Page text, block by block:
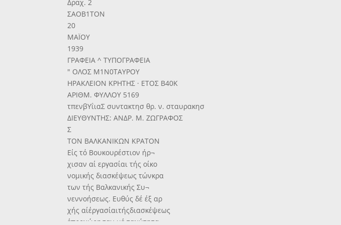
Δραχ. 2
ΣΑΟΒ1ΤΟΝ
20
ΜΑΪΟΥ
1939
ΓΡΑΦΕΙΑ ^ ΤΥΠΟΓΡΑΦΕΙΑ
" ΟΛΟΣ Μ1Ν0ΤΑΥΡΟΥ
ΗΡΑΚΛΕΙΟΝ ΚΡΗΤΗΣ · ΕΤΟΣ Β40Κ
ΑΡΙΘΜ. ΦΥΛΛΟΥ 5169
τπενβΥΐιαΣ συντακτησ θρ. ν. σταυρακησ
ΔΙΕΥΘΥΝΤΗΣ: ΑΝΔΡ. Μ. ΖΩΓΡΑΦΟΣ
Σ
ΤΟΝ ΒΑΛΚΑΝΙΚΩΝ ΚΡΑΤΟΝ
Είς τό Βουκουρέστιον ήρ¬
χισαν αί εργασίαι τής οίκο
νομικής διασκέψεως τώνκρα
των τής Βαλκανικής Συ¬
νεννοήσεως. Ευθύς δέ έξ αρ
χής αίέργασίαιτήςδιασκέψεως
έπροχώρησαν μέ ταχύτητα.